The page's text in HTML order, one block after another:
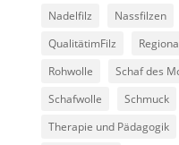
Nadelfilz
Nassfilzen
QualitätimFilz
Rohwolle
Schaf des
Schafwolle
Schmuck
Therapie und Pädagogik